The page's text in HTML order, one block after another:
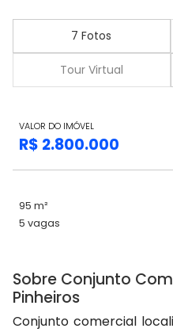
7 Fotos
Tour Virtual
VALOR DO IMÓVEL
R$ 2.800.000
95 m²
5 vagas
Sobre Conjunto
Pinheiros
Conjunto comercial